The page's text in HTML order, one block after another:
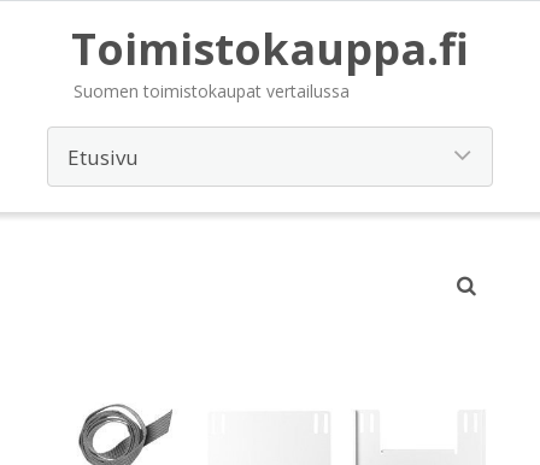
Toimistokauppa.fi
Suomen toimistokaupat vertailussa